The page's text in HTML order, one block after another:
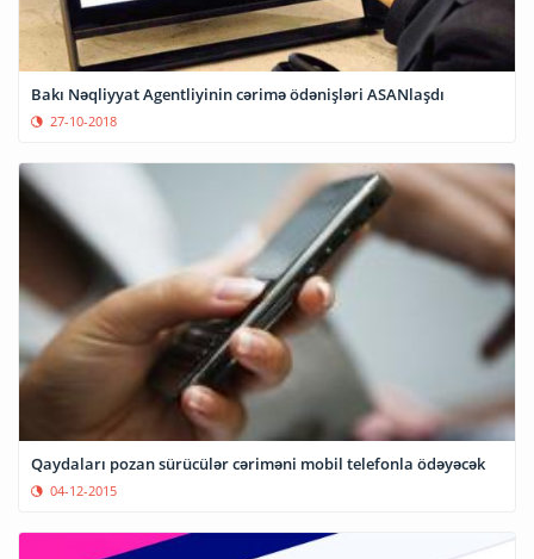
Bakı Nəqliyyat Agentliyinin cərimə ödənişləri ASANlaşdı
27-10-2018
Qaydaları pozan sürücülər cəriməni mobil telefonla ödəyəcək
04-12-2015